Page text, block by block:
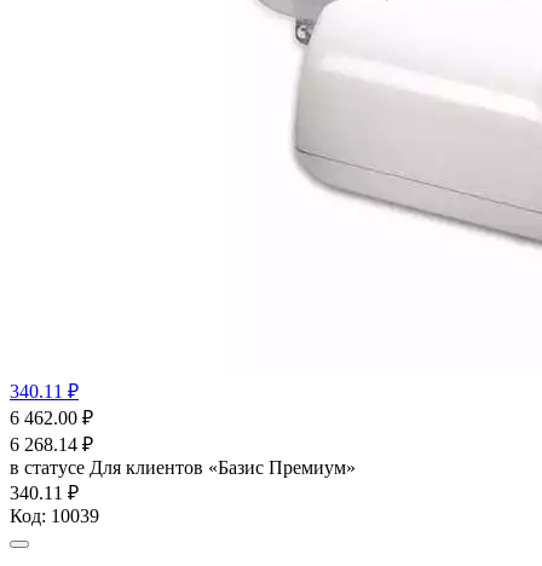
340.11 ₽
6 462.00 ₽
6 268.14 ₽
в статусе Для клиентов «Базис Премиум»
340.11 ₽
Код: 10039